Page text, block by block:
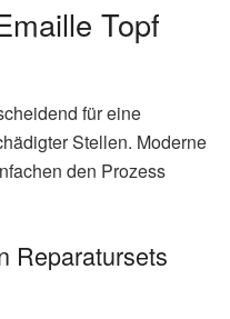
Topf
für eine
Stellen. Moderne
den Prozess
Reparatursets